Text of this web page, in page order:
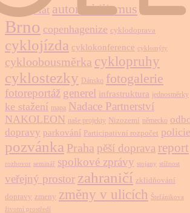
Auto*Mat automobilismus
Brno copenhagenize cyklodoprava
cyklojízda cyklokonference cyklomýty
cykloobousměrka cyklopruhy
cyklostezky Dánsko fotogalerie
fotoreportáž generel infrastruktura jednosměrky
ke stažení mapa Nadace Partnerství
NAKOLEON naše projekty Nizozemí německo
dopravy parkování Participativní rozpočet policie
pozvánka Praha pěší doprava report
rozhovor seminář spolkové zprávy stojany stížnost
veřejný prostor zahraničí zklidňování
dopravy zmeny změny v ulicích
Štefánikova
životní prostředí